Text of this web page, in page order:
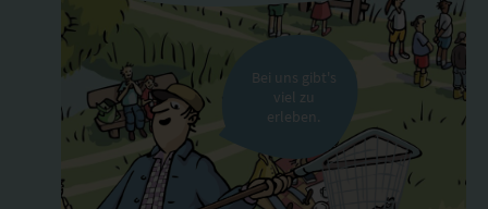
Bei uns gibt's
viel zu
erleben.